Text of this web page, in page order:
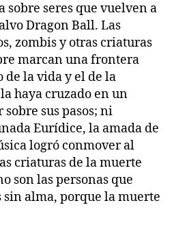
sobre seres que vuelven a
Dragon Ball. Las
zombis y otras criaturas
marcan una frontera
la vida y el de la
haya cruzado en un
sus pasos; ni
Eurídice, la amada de
logró conmover al
criaturas de la muerte
son las personas que
alma, porque la muerte